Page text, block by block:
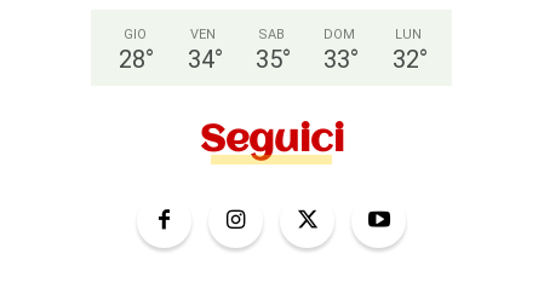
GIO
28°
VEN
34°
SAB
35°
DOM
33°
LUN
32°
Seguici